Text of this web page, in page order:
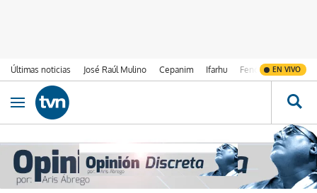
Últimas noticias José Raúl Mulino Cepanim Ifarhu Fenómeno de El
EN VIVO
Ir al contenido
Obrir navegació